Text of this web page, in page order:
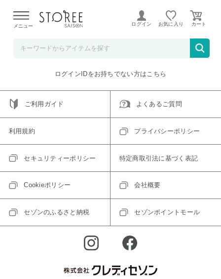
よる配送遅延が発生しております。
メニュー ログイン お気に入り
ご指定のアイテムは取り扱い終了、またはただいま取り扱い
トップへ戻る
ログインIDをお持ちでない方はこちら
ご利用ガイド よくあるご質問
利用規約 プライバシーポリシー
セキュリティーポリシー 特定商取引法に基づく表記
Cookieポリシー 会社概要
セゾンのふるさと納税 セゾンポイントモール